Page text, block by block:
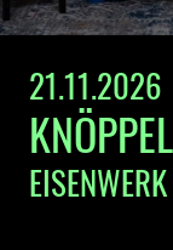
21.11.2026
KNÖPPEL
EISENWERK